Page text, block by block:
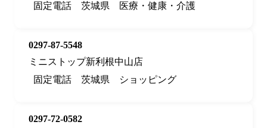
固定電話
茨城県 医療・健康・介護
0297-87-5548
ミニストップ新利根中山店
固定電話
茨城県 ショッピング
0297-72-0582